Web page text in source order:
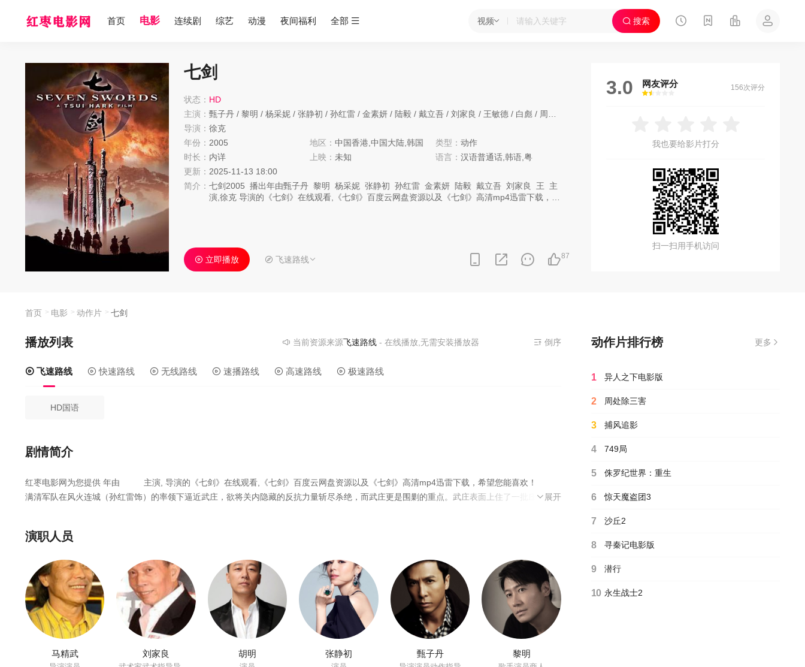
视频 搜索
首页 电影 连续剧 综艺 动漫 夜间福利 全部
七剑
状态： HD
主演： 甄子丹 / 黎明 / 杨采妮 / 张静初 / 孙红雷 / 金素妍 / 陆毅 / 戴立吾 / 刘家良 / 王敏德 / 白彪 / 周群达
导演： 徐克
年份： 2005 地区： 中国香港,中国大陆,韩国 类型： 动作
时长： 内详 上映： 未知 语言： 汉语普通话,韩语,粤
更新： 2025-11-13 18:00
简介： 七剑 2005 播出年由甄子丹 黎明 杨采妮 张静初 孙红雷 金素妍 陆毅 戴立吾 刘家良 王
主
演, 徐克 导演的《七剑》在线观看,《七剑》百度云网盘资源以及《七剑》高清mp4迅雷下载，希
带了两位武庄青年武元英（杨采妮饰）和韩志邦（陆毅饰）上天山求助。擅于铸剑的世外高人晦
明大师住在万里冰封的天山上，他珍藏七把剑中珍品。座下有大弟子楚昭南（甄子丹饰），二弟
87
立即播放 飞速路线
3.0 网友评分
很差
较差还行推荐力荐
156次评分
我也要给影片打分
扫一扫用手机访问
首页 电影 动作片 七剑
播放列表 当前资源来源飞速路线- 在线播放,无需安装播放器 倒序
飞速路线 快速路线 无线路线 速播路线 高速路线 极速路线
HD国语
剧情简介
红枣电影网为您提供
2005
年由
甄子丹
黎明
杨采妮
张静初
孙红雷
金素妍
陆毅
戴立吾
刘家良
王
主演,
徐克
导演的《七剑》在线观看,《七剑》百度云网盘资源以及《七剑》高清mp4迅雷下载，希望您能喜欢！
满清军队在风火连城（孙红雷饰）的率领下逼近武庄，欲将关内隐藏的反抗力量斩尽杀绝，而武庄更是围剿的重点。武庄表面上住了一批庄稼
剑中珍品。座下有大弟子楚昭南（甄子丹饰），二弟子杨云聪（黎明饰），三弟子辛龙子（戴立吾饰）以及四弟子穆郎（周群达饰），晦明大师
展开
演职人员
马精武 刘家良 胡明 张静初 甄子丹 黎明
动作片排行榜 更多
1 异人之下电影版
2 周处除三害
3 捕风追影
4 749局
5 侏罗纪世界：重生
6 惊天魔盗团3
7 沙丘2
8 寻秦记电影版
9 潜行
10 永生战士2